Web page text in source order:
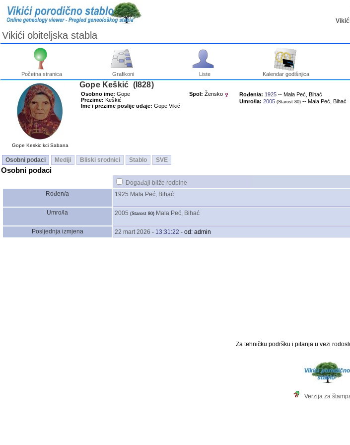
Vikići obiteljska stabla
Početna stranica Grafikoni Liste Kalendar godišnjica
Gope Keskic kci Sabana
Gope Keškić ‎(I828)‎
Osobno ime: Gope
Prezime: Keškić
Ime i prezime poslije udaje: Gope Vikić
Spol: Žensko Rođen/a: 1925 -- Mala Peć, Bihać
Umro/la: 2005 ‎(Starost 80)‎ -- Mala Peć, Bihać
Osobni podaci Mediji Bliski srodnici Stablo SVE
Osobni podaci
Događaji bliže rodbine
Rođen/a
1925 Mala Peć, Bihać
Umro/la 2005 ‎(Starost 80)‎ Mala Peć, Bihać
Posljednja izmjena 22 mart 2026 - 13:31:22 - od: admin
Za tehničku podršku i pitanja u vezi
Verzija za